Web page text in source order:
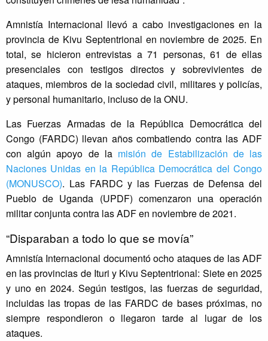
Amnistía Internacional llevó a cabo investigaciones en la
provincia de Kivu Septentrional en noviembre de 2025. En
total, se hicieron entrevistas a 71 personas, 61 de ellas
presenciales con testigos directos y sobrevivientes de
ataques, miembros de la sociedad civil, militares y policías,
y personal humanitario, incluso de la ONU.
Las Fuerzas Armadas de la República Democrática del
Congo (FARDC) llevan años combatiendo contra las ADF
con algún apoyo de la misión de Estabilización de las
Naciones Unidas en la República Democrática del Congo
(MONUSCO). Las FARDC y las Fuerzas de Defensa del
Pueblo de Uganda (UPDF) comenzaron una operación
militar conjunta contra las ADF en noviembre de 2021.
“Disparaban a todo lo que se movía”
Amnistía Internacional documentó ocho ataques de las ADF
en las provincias de Ituri y Kivu Septentrional: Siete en 2025
y uno en 2024. Según testigos, las fuerzas de seguridad,
incluidas las tropas de las FARDC de bases próximas, no
siempre respondieron o llegaron tarde al lugar de los
ataques.